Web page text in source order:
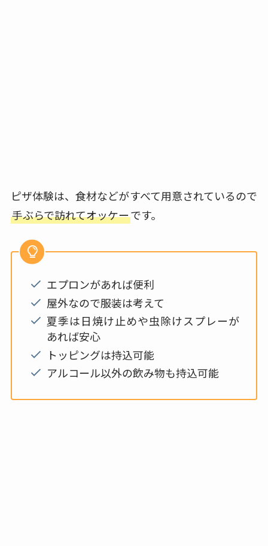
ピザ体験は、食材などがすべて用意されているので
手ぶらで訪れてオッケーです。
エプロンがあれば便利
屋外なので服装は考えて
夏季は日焼け止めや虫除けスプレーが
あれば安心
トッピングは持込可能
アルコール以外の飲み物も持込可能